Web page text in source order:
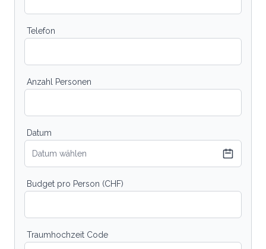
Telefon
Anzahl Personen
Datum
Datum wählen
Budget pro Person (CHF)
Traumhochzeit Code